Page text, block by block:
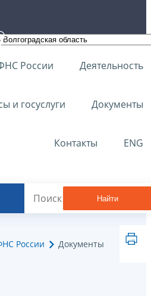
России Деятельность
и госуслуги Документы
Контакты ENG
Найти
России Документы